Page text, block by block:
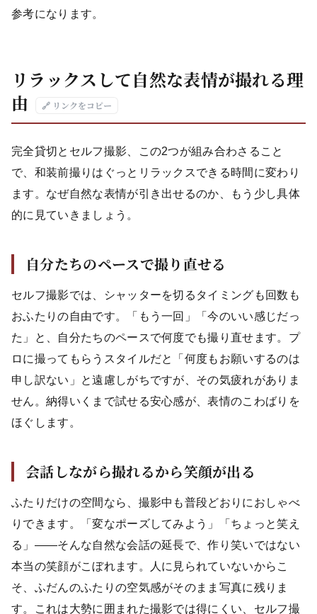
参考になります。
リラックスして自然な表情が撮れる理
由
🔗 リンクをコピー
完全貸切とセルフ撮影、この2つが組み合わさること
で、和装前撮りはぐっとリラックスできる時間に変わり
ます。なぜ自然な表情が引き出せるのか、もう少し具体
的に見ていきましょう。
自分たちのペースで撮り直せる
セルフ撮影では、シャッターを切るタイミングも回数も
おふたりの自由です。「もう一回」「今のいい感じだっ
た」と、自分たちのペースで何度でも撮り直せます。プ
ロに撮ってもらうスタイルだと「何度もお願いするのは
申し訳ない」と遠慮しがちですが、その気疲れがありま
せん。納得いくまで試せる安心感が、表情のこわばりを
ほぐします。
会話しながら撮れるから笑顔が出る
ふたりだけの空間なら、撮影中も普段どおりにおしゃべ
りできます。「変なポーズしてみよう」「ちょっと笑え
る」——そんな自然な会話の延長で、作り笑いではない
本当の笑顔がこぼれます。人に見られていないからこ
そ、ふだんのふたりの空気感がそのまま写真に残りま
す。これは大勢に囲まれた撮影では得にくい、セルフ撮